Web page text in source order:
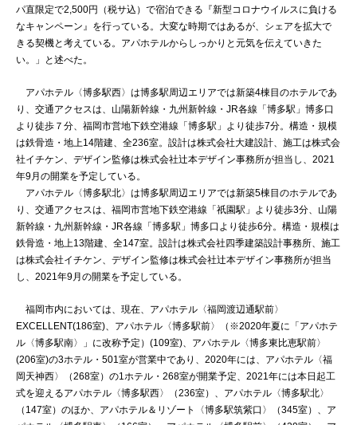
パ直限定で2,500円（税サ込）で宿泊できる『新型コロナウイルスに負ける
なキャンペーン』を行っている。大変な時期ではあるが、シェアを拡大で
きる契機と考えている。アパホテルからしっかりと元気を伝えていきた
い。」と述べた。
アパホテル〈博多駅西〉は博多駅周辺エリアでは新築4棟目のホテルであ
り、交通アクセスは、山陽新幹線・九州新幹線・JR各線「博多駅」博多口
より徒歩７分、福岡市営地下鉄空港線「博多駅」より徒歩7分。構造・規模
は鉄骨造・地上14階建、全236室。設計は株式会社大建設計、施工は株式会
社イチケン、デザイン監修は株式会社辻本デザイン事務所が担当し、2021
年9月の開業を予定している。
アパホテル〈博多駅北〉は博多駅周辺エリアでは新築5棟目のホテルであ
り、交通アクセスは、福岡市営地下鉄空港線「祇園駅」より徒歩3分、山陽
新幹線・九州新幹線・JR各線「博多駅」博多口より徒歩6分。構造・規模は
鉄骨造・地上13階建、全147室。設計は株式会社四季建築設計事務所、施工
は株式会社イチケン、デザイン監修は株式会社辻本デザイン事務所が担当
し、2021年9月の開業を予定している。
福岡市内においては、現在、アパホテル〈福岡渡辺通駅前〉
EXCELLENT(186室)、アパホテル〈博多駅前〉（※2020年夏に「アパホテ
ル〈博多駅南〉」に改称予定）(109室)、アパホテル〈博多東比恵駅前〉
(206室)の3ホテル・501室が営業中であり、2020年には、アパホテル〈福
岡天神西〉（268室）の1ホテル・268室が開業予定、2021年には本日起工
式を迎えるアパホテル〈博多駅西〉（236室）、アパホテル〈博多駅北〉
（147室）のほか、アパホテル＆リゾート〈博多駅筑紫口〉（345室）、ア